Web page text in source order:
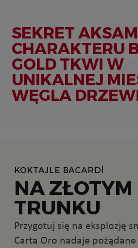
SEKRET
CHARAKTERU
GOLD TKWI W
UNIKALNEJ
WĘGLA
KOKTAJLE BACARDÍ
NA ZŁOTYM
TRUNKU
Przygotuj się na eksplozję
Carta Oro nadaje